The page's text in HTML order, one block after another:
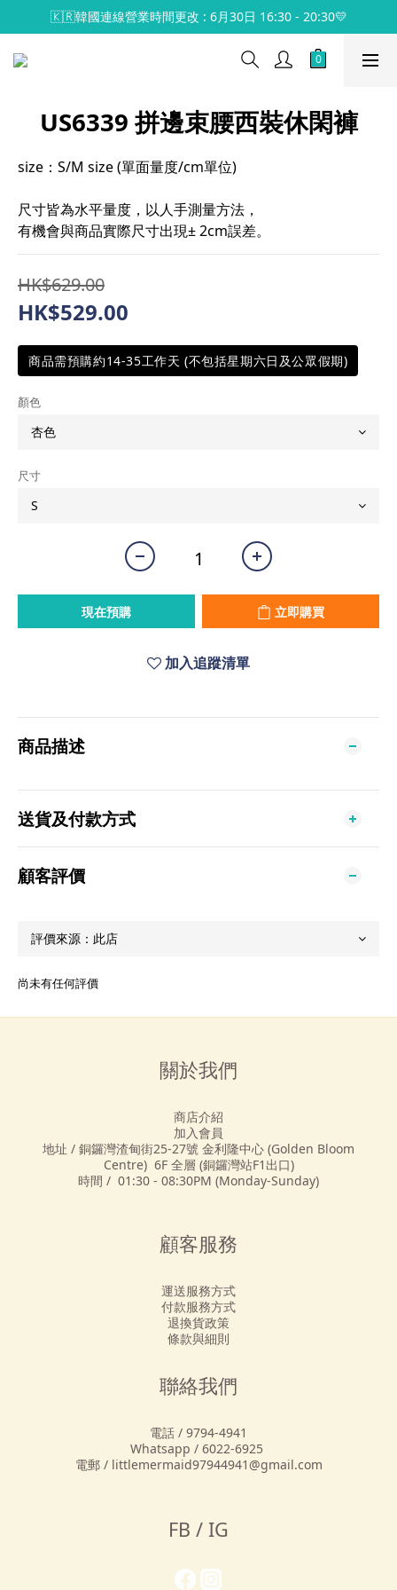
🇰🇷韓國連線營業時間更改 : 6月30日 16:30 - 20:30💛
US6339 拼邊束腰西裝休閑褲
size：S/M size (單面量度/cm單位)
尺寸皆為水平量度，以人手測量方法，
有機會與商品實際尺寸出現± 2cm誤差。
HK$629.00
HK$529.00
商品需預購約14-35工作天 (不包括星期六日及公眾假期)
顏色
尺寸
現在預購 立即購買
加入追蹤清單
商品描述
送貨及付款方式
顧客評價
尚未有任何評價
關於我們
商店介紹
加入會員
地址 / 銅鑼灣渣甸街25-27號 金利隆中心 (Golden Bloom
Centre) 6F 全層 (銅鑼灣站F1出口)
時間 / 01:30 - 08:30PM (Monday-Sunday)
顧客服務
運送服務方式
付款服務方式
退換貨政策
條款與細則
聯絡我們
電話 / 9794-4941
Whatsapp / 6022-6925
電郵 / littlemermaid97944941@gmail.com
FB / IG